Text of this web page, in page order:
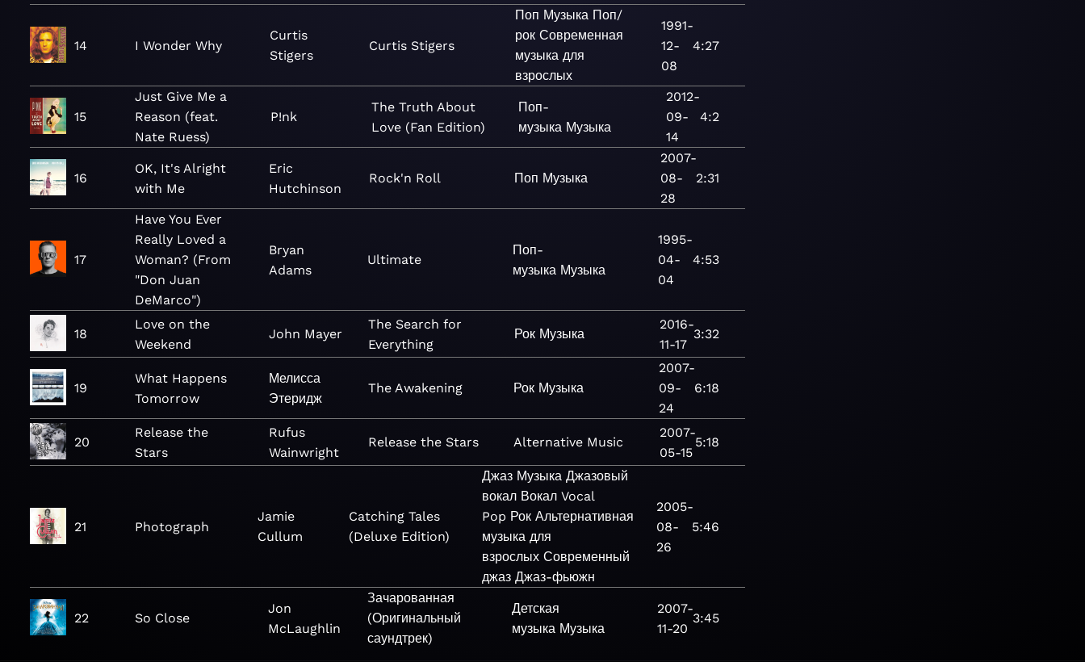
14 I Wonder Why
Curtis
Stigers
Curtis Stigers
Поп Музыка Поп/
рок Современная
музыка для
взрослых
1991-
12-
08
4:27
15
Just Give Me a
Reason (feat.
Nate Ruess)
P!nk
The Truth About
Love (Fan Edition)
Поп-
музыка Музыка
2012-
09-
14
4:2
16
OK, It's Alright
with Me
Eric
Hutchinson
Rock'n Roll Поп Музыка
2007-
08-
28
2:31
17
Have You Ever
Really Loved a
Woman? (From
"Don Juan
DeMarco")
Bryan
Adams
Ultimate
Поп-
музыка Музыка
1995-
04-
04
4:53
18
Love on the
Weekend
John Mayer
The Search for
Everything
Рок Музыка
2016-
11-17
3:32
19
What Happens
Tomorrow
Мелисса
Этеридж
The Awakening Рок Музыка
2007-
09-
24
6:18
20
Release the
Stars
Rufus
Wainwright
Release the Stars Alternative Music
2007-
05-15
5:18
21 Photograph
Jamie
Cullum
Catching Tales
(Deluxe Edition)
Джаз Музыка Джазовый
вокал Вокал Vocal
Pop Рок Альтернативная
музыка для
взрослых Современный
джаз Джаз-фьюжн
2005-
08-
26
5:46
22 So Close
Jon
McLaughlin
Зачарованная
(Оригинальный
саундтрек)
Детская
музыка Музыка
2007-
11-20
3:45